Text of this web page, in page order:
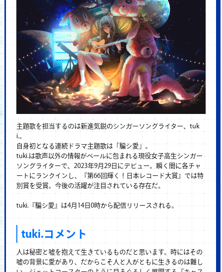
主題歌を担当するのは新進気鋭のシンガーソングライター、tuk
i.。
自身初となる連続ドラマ主題歌は「騙シ愛」。
tuki.は歌声以外の情報がベールに包まれる現役女子高生シンガー
ソングライターで、2023年9月29日にデビュー。瞬く間に各チャ
ートにランクインし、『第66回輝く！日本レコード大賞』では特
別賞を受賞。今後の活躍が注目されている存在だ。
tuki.『騙シ愛』は4月14日0時から配信リリースされる。
tuki.コメント
人は秘密と嘘を抱えて生きているものだと思います。時にはその
嘘の背景に愛があり、だからこそ人と人がともに生きるのは難し